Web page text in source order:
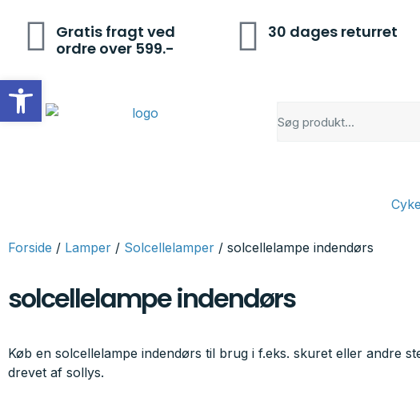
Gratis fragt ved
ordre over 599.-
30 dages returret
Forside / Lamper / Solcellelamper / solcellelampe indendørs
solcellelampe indendørs
Køb en solcellelampe indendørs til brug i f.eks. skuret eller andre
drevet af sollys.
Open toolbar